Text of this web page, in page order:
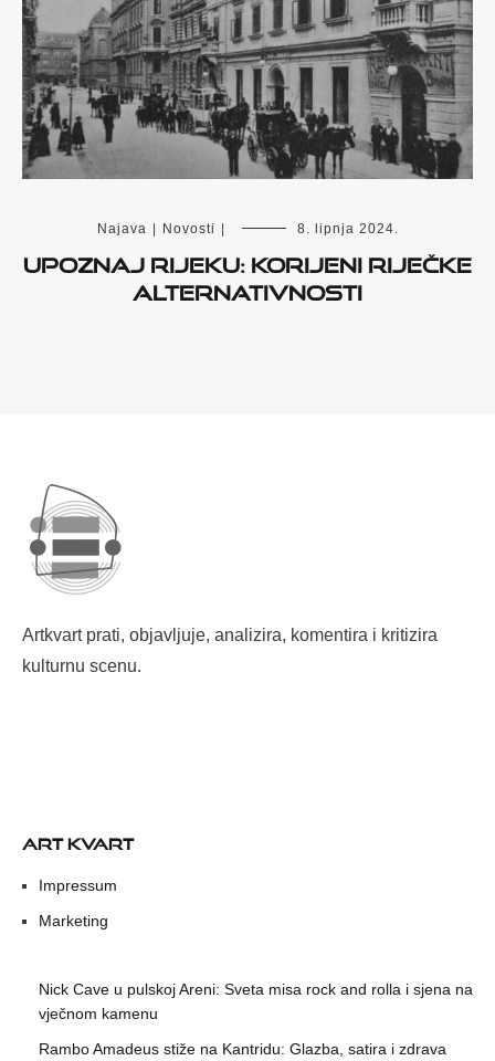
Najava Novosti 8. lipnja 2024.
Upoznaj Rijeku: korijeni riječke
alternativnosti
Artkvart prati, objavljuje, analizira, komentira i kritizira
kulturnu scenu.
ART KVART
Impressum
Marketing
Nick Cave u pulskoj Areni: Sveta misa rock and rolla i sjena na
vječnom kamenu
Rambo Amadeus stiže na Kantridu: Glazba, satira i zdrava